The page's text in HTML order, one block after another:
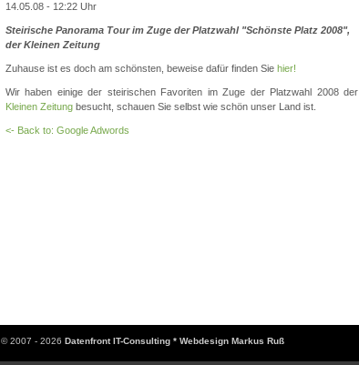
14.05.08 - 12:22 Uhr
Steirische Panorama Tour im Zuge der Platzwahl "Schönste Platz 2008",
der Kleinen Zeitung
Zuhause ist es doch am schönsten, beweise dafür finden Sie hier!
Wir haben einige der steirischen Favoriten im Zuge der Platzwahl 2008 der
Kleinen Zeitung besucht, schauen Sie selbst wie schön unser Land ist.
<- Back to: Google Adwords
© 2007 - 2026 Datenfront IT-Consulting * Webdesign Markus Ruß